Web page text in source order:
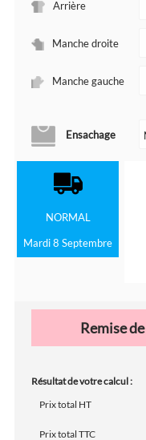
Arrière
Manche droite
Manche gauche
Ensachage
NORMAL
Mardi 8 Septembre
Remise de
Résultat de votre calcul :
Prix total HT
Prix total TTC